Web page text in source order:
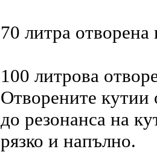
70 литра отворена
100 литрова
Отворените кутии
до резонанса на
рязко и напълно.